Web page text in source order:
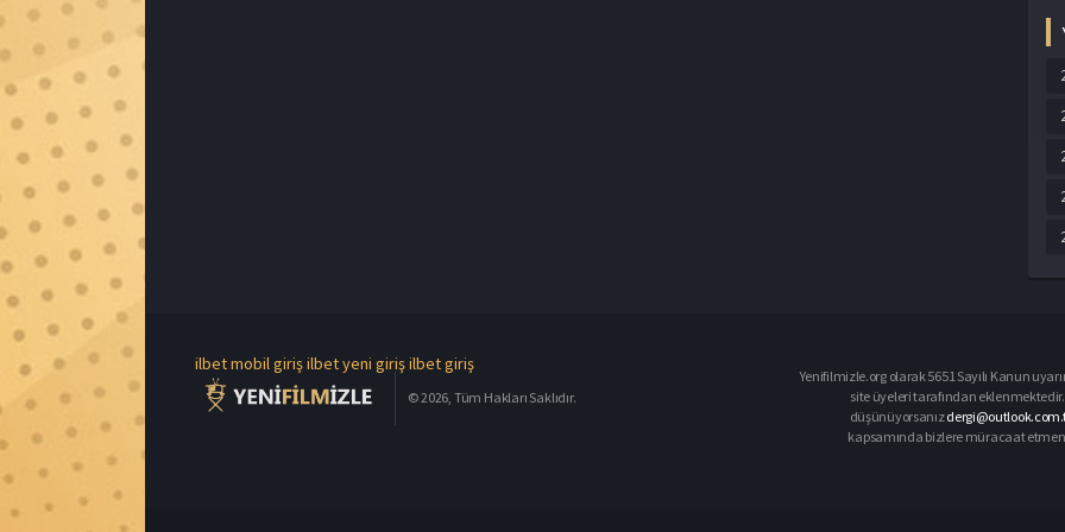
ilbet mobil girişilbet yeni girişilbet giriş
© 2026, Tüm Hakları Saklıdır.
Yenifilmizle.org olarak 5651 Sayılı Kanun
site üyeleri tarafından
düşünüyorsanız
kapsamında bizlere müracaat